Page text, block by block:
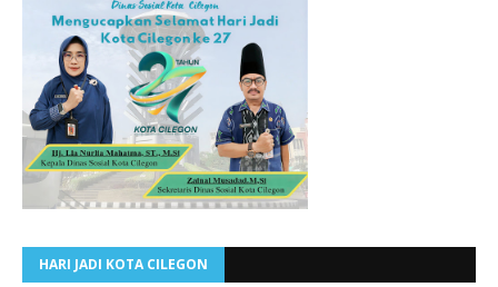
HARI JADI KOTA CILEGON